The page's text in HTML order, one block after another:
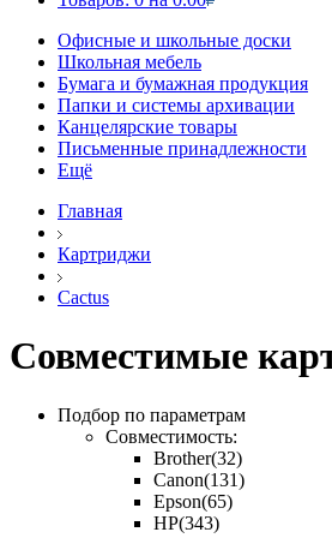
Офисные и школьные доски
Школьная мебель
Бумага и бумажная продукция
Папки и системы архивации
Канцелярские товары
Письменные принадлежности
Ещё
Главная
Картриджи
Cactus
Совместимые
Подбор по параметрам
Совместимость:
Brother(32)
Canon(131)
Epson(65)
HP(343)